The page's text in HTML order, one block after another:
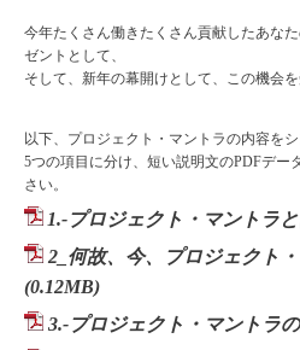
今年たくさん働きたくさん貢献したあな
ゼントとして、
そして、新年の幕開けとして、この機会を
以下、プロジェクト・マントラの内容を
5つの項目に分け、短い説明文のPDFデー
さい。
1.-プロジェクト・マントラ
2_何故、今、プロジェクト
(0.12MB)
3.-プロジェクト・マントラ